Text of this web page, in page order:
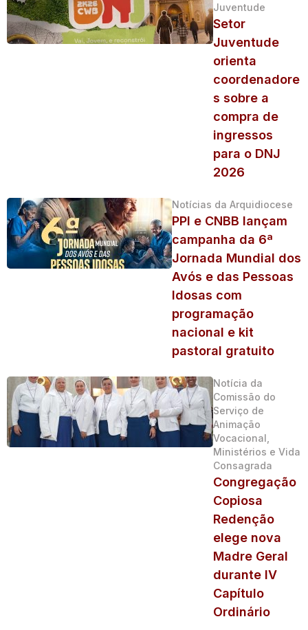
Juventude
Setor
Juventude
orienta
coordenadore
s sobre a
compra de
ingressos
para o DNJ
2026
Notícias da Arquidiocese
PPI e CNBB lançam
campanha da 6ª
Jornada Mundial dos
Avós e das Pessoas
Idosas com
programação
nacional e kit
pastoral gratuito
Notícia da
Comissão do
Serviço de
Animação
Vocacional,
Ministérios e Vida
Consagrada
Congregação
Copiosa
Redenção
elege nova
Madre Geral
durante IV
Capítulo
Ordinário